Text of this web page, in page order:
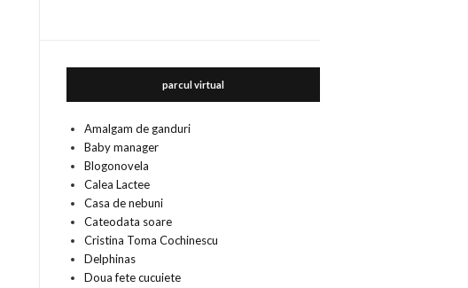
parcul virtual
Amalgam de ganduri
Baby manager
Blogonovela
Calea Lactee
Casa de nebuni
Cateodata soare
Cristina Toma Cochinescu
Delphinas
Doua fete cucuiete